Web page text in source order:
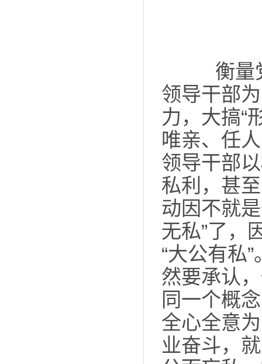
衡量党
领导干部
力，大搞“
唯亲、任
领导干部
私利，甚
动因不就
无私”了，
“大公有私
然要承认
同一个概
全心全意
业奋斗，